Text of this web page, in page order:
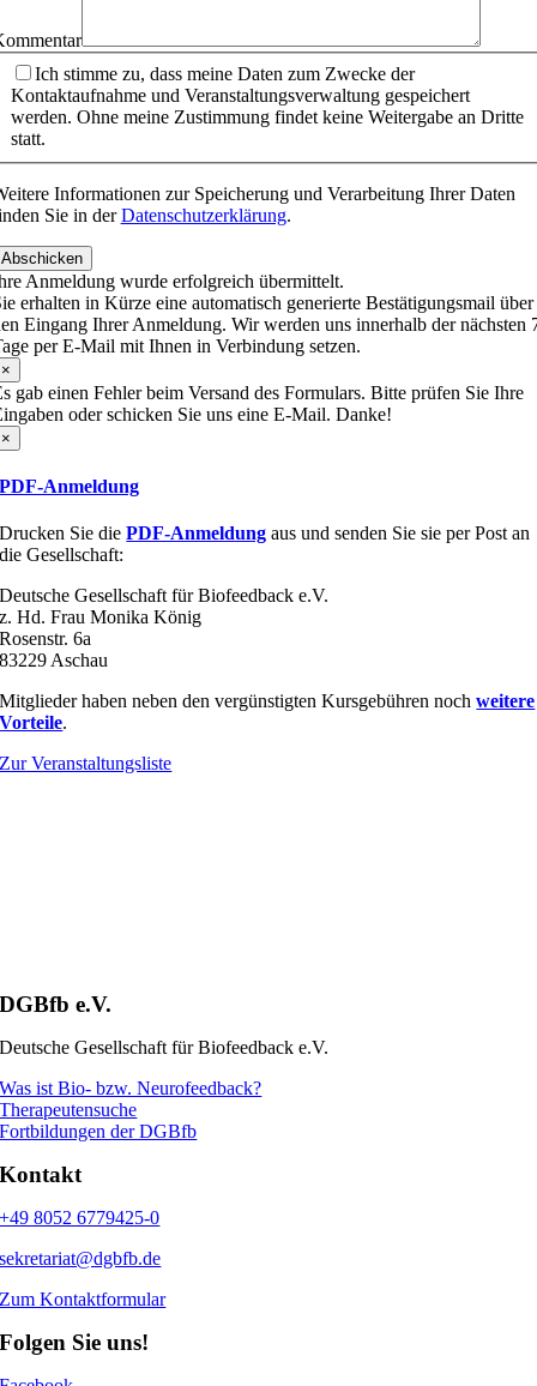
Ich stimme zu, dass meine Daten zum Zwecke der
Kontaktaufnahme und Veranstaltungsverwaltung gespeichert
werden. Ohne meine Zustimmung findet keine Weitergabe an Dritte
statt.
Informationen zur Speicherung und Verarbeitung Ihrer Daten
Sie in derDatenschutzerklärung.
Abschicken
Anmeldung wurde erfolgreich übermittelt.
erhalten in Kürze eine automatisch generierte Bestätigungsmail über
Eingang Ihrer Anmeldung. Wir werden uns innerhalb der nächsten
per E-Mail mit Ihnen in Verbindung setzen.
×
gab einen Fehler beim Versand des Formulars. Bitte prüfen Sie Ihre
oder schicken Sie uns eine E-Mail. Danke!
×
PDF-Anmeldung
Drucken Sie die PDF-Anmeldung aus und senden Sie sie per Post an
die Gesellschaft:
Deutsche Gesellschaft für Biofeedback e.V.
z. Hd. Frau Monika König
Rosenstr. 6a
83229 Aschau
Mitglieder haben neben den vergünstigten Kursgebühren nochweitere
Vorteile.
Zur Veranstaltungsliste
DGBfb e.V.
Deutsche Gesellschaft für Biofeedback e.V.
Was ist Bio- bzw. Neurofeedback?
Therapeutensuche
Fortbildungen der DGBfb
Kontakt
+49 8052 6779425-0
sekretariat@dgbfb.de
Zum Kontaktformular
Folgen Sie uns!